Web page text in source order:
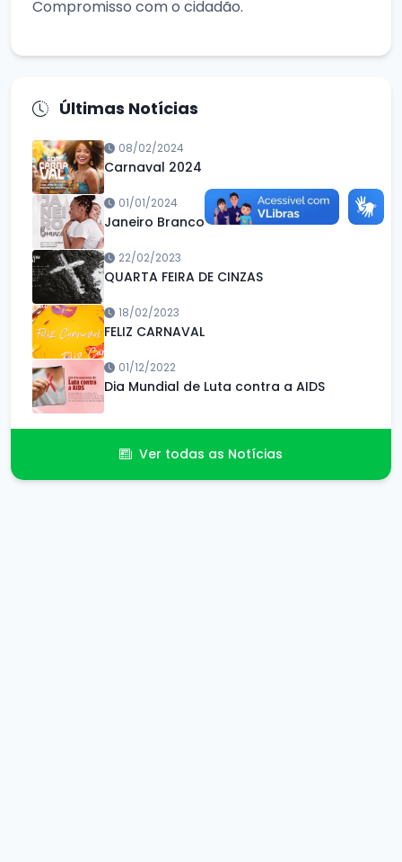
Compromisso com o cidadão.
Últimas Notícias
08/02/2024
Carnaval 2024
01/01/2024
Janeiro Branco
22/02/2023
QUARTA FEIRA DE CINZAS
18/02/2023
FELIZ CARNAVAL
01/12/2022
Dia Mundial de Luta contra a AIDS
Ver todas as Notícias